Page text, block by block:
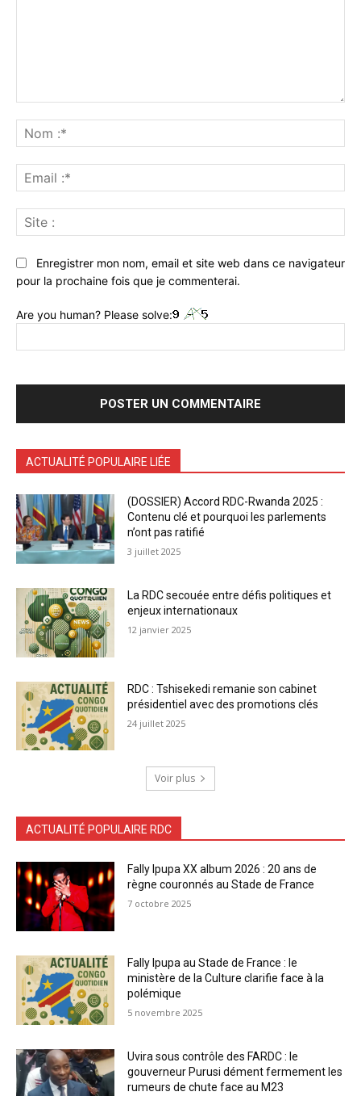
:*
:*
:
Enregistrer mon nom, email et site web dans ce navigateur
pour la prochaine fois que je commenterai.
Are you human? Please solve:
ACTUALITÉ POPULAIRE LIÉE
(DOSSIER) Accord RDC-Rwanda 2025 :
Contenu clé et pourquoi les parlements
n’ont pas ratifié
3 juillet 2025
La RDC secouée entre défis politiques et
enjeux internationaux
12 janvier 2025
RDC : Tshisekedi remanie son cabinet
présidentiel avec des promotions clés
24 juillet 2025
Voir plus
ACTUALITÉ POPULAIRE RDC
Fally Ipupa XX album 2026 : 20 ans de
règne couronnés au Stade de France
7 octobre 2025
Fally Ipupa au Stade de France : le
ministère de la Culture clarifie face à la
polémique
5 novembre 2025
Uvira sous contrôle des FARDC : le
gouverneur Purusi dément fermement les
rumeurs de chute face au M23